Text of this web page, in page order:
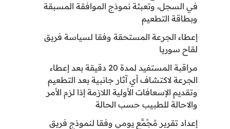
في السجل، وتعبئة نموذج الموافقة المسبقة
وبطاقة التطعيم
إعطاء الجرعة المستحقة وفقا لسياسة فريق
لقاح سوريا
مراقبة المستفيد لمدة 20 دقيقة بعد إعطاء
الجرعة لاكتشاف أي آثار جانبية بعد التطعيم
وتقديم الإسعافات الأولية اللازمة إذا لزم الأمر
والاحالة للطبيب حسب الحالة
إعداد تقرير مُجًمَّع يومي وفقا لنموذج فريق